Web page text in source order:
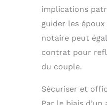
implications
guider les
notaire peut
contrat pour
du couple.
Sécuriser et
Par le biais